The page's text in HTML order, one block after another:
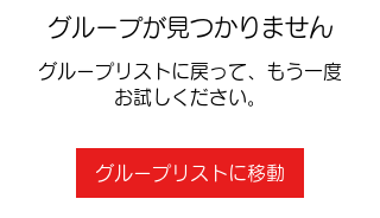
グループが見つかりません
グループリストに戻って、もう一度
お試しください。
グループリストに移動